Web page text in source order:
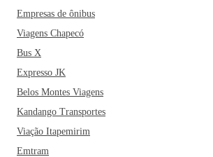
Empresas de ônibus
Viagens Chapecó
Bus X
Expresso JK
Belos Montes Viagens
Kandango Transportes
Viação Itapemirim
Emtram